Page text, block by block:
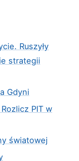
Ruszyły
strategii
Gdyni
PIT w
światowej